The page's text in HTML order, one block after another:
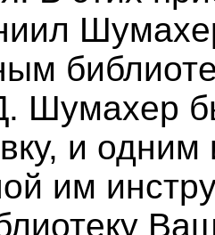
Шумахер
и одним
им